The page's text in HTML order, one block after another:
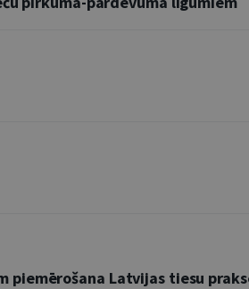
piemērošana Latvijas tiesu